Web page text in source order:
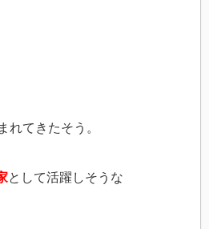
れてきたそう。
として活躍しそうな